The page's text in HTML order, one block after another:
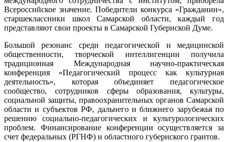
Всероссийское значение. Победители конкурса «Гражданин»,
старшеклассники школ Самарской области, каждый год
представляют свои проекты в Самарской Губернской Думе.
Большой резонанс среди педагогической и медицинской
общественности, творческой интеллигенции получила
традиционная Международная научно-практическая
конференция «Педагогический процесс как культурная
деятельность», которая объединяет педагогическое
сообщество, сотрудников сферы образования, культуры,
социальной защиты, правоохранительных органов Самарской
области и субъектов РФ, дальнего и ближнего зарубежья по
решению социально-педагогических и культурологических
проблем. Финансирование конференции осуществляется за
счет федеральных (РГНФ) и областного губернского грантов.